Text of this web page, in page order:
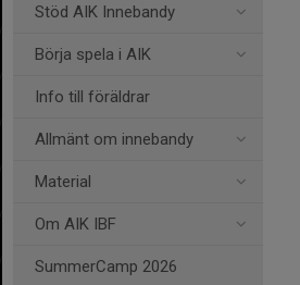
Stöd AIK Innebandy
Börja spela i AIK
Info till föräldrar
Allmänt om innebandy
Material
Om AIK IBF
SummerCamp 2026